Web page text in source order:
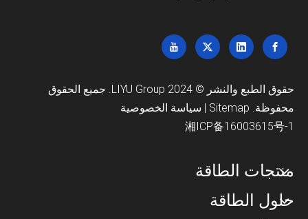
حقوق الطبع والنشر © 2024 LIYU Group. جميع الحقوق
محفوظة. Sitemap
| سياسة الخصوصية
湘ICP备16003615号-1
منتجات الطاقة
حلول الطاقة